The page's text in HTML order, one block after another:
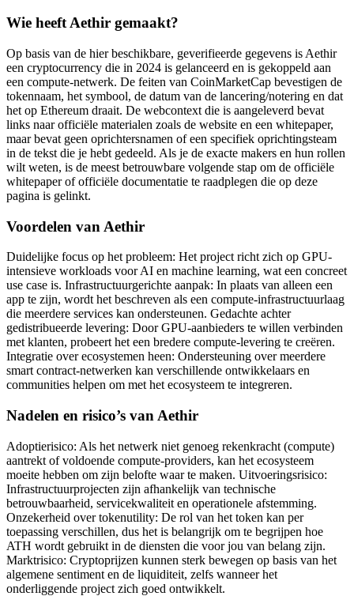
Wie heeft Aethir gemaakt?
Op basis van de hier beschikbare, geverifieerde gegevens is Aethir
een cryptocurrency die in 2024 is gelanceerd en is gekoppeld aan
een compute-netwerk. De feiten van CoinMarketCap bevestigen de
tokennaam, het symbool, de datum van de lancering/notering en dat
het op Ethereum draait. De webcontext die is aangeleverd bevat
links naar officiële materialen zoals de website en een whitepaper,
maar bevat geen oprichtersnamen of een specifiek oprichtingsteam
in de tekst die je hebt gedeeld. Als je de exacte makers en hun rollen
wilt weten, is de meest betrouwbare volgende stap om de officiële
whitepaper of officiële documentatie te raadplegen die op deze
pagina is gelinkt.
Voordelen van Aethir
Duidelijke focus op het probleem: Het project richt zich op GPU-
intensieve workloads voor AI en machine learning, wat een concreet
use case is. Infrastructuurgerichte aanpak: In plaats van alleen een
app te zijn, wordt het beschreven als een compute-infrastructuurlaag
die meerdere services kan ondersteunen. Gedachte achter
gedistribueerde levering: Door GPU-aanbieders te willen verbinden
met klanten, probeert het een bredere compute-levering te creëren.
Integratie over ecosystemen heen: Ondersteuning over meerdere
smart contract-netwerken kan verschillende ontwikkelaars en
communities helpen om met het ecosysteem te integreren.
Nadelen en risico’s van Aethir
Adoptierisico: Als het netwerk niet genoeg rekenkracht (compute)
aantrekt of voldoende compute-providers, kan het ecosysteem
moeite hebben om zijn belofte waar te maken. Uitvoeringsrisico:
Infrastructuurprojecten zijn afhankelijk van technische
betrouwbaarheid, servicekwaliteit en operationele afstemming.
Onzekerheid over tokenutility: De rol van het token kan per
toepassing verschillen, dus het is belangrijk om te begrijpen hoe
ATH wordt gebruikt in de diensten die voor jou van belang zijn.
Marktrisico: Cryptoprijzen kunnen sterk bewegen op basis van het
algemene sentiment en de liquiditeit, zelfs wanneer het
onderliggende project zich goed ontwikkelt.